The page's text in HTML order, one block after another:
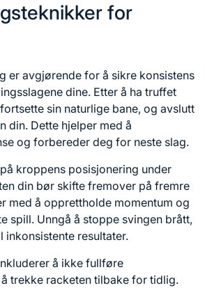
for
er avgjørende for å sikre konsistens
dine. Etter å ha truffet
sin naturlige bane, og avslutt
din. Dette hjelper med å
og forbereder deg for neste slag.
kroppens posisjonering under
din bør skifte fremover på fremre
med å opprettholde momentum og
spill. Unngå å stoppe svingen brått,
inkonsistente resultater.
å ikke fullføre
trekke racketen tilbake for tidlig.